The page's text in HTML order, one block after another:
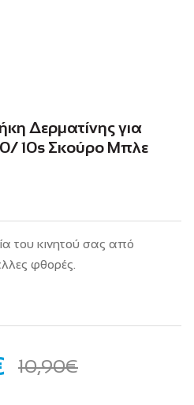
Δερματίνης για
10s Σκούρο Μπλε
του κινητού σας από
φθορές.
10,90€